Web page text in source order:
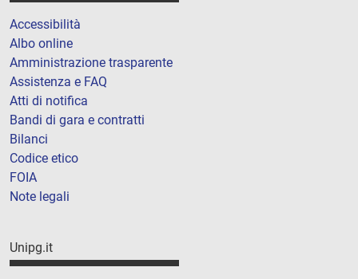
Accessibilità
Albo online
Amministrazione trasparente
Assistenza e FAQ
Atti di notifica
Bandi di gara e contratti
Bilanci
Codice etico
FOIA
Note legali
Unipg.it